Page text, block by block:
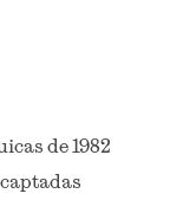
de 1982